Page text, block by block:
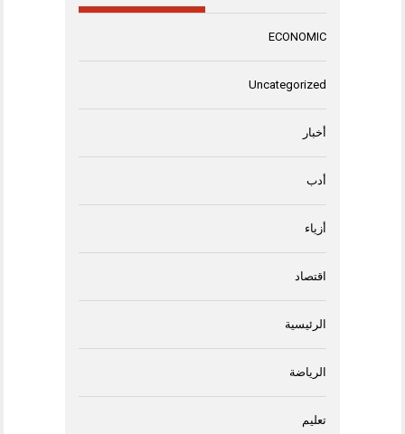
ECONOMIC
Uncategorized
أخبار
أدب
أزياء
اقتصاد
الرئيسية
الرياضة
تعليم